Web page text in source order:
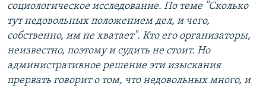
социологическое исследование. По теме "Сколько
тут недовольных положением дел, и чего,
собственно, им не хватает". Кто его организаторы,
неизвестно, поэтому и судить не стоит. Но
административное решение эти изыскания
прервать говорит о том, что недовольных много, и